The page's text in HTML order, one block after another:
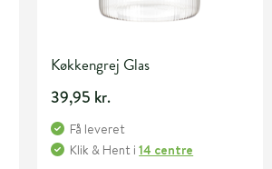
Køkkengrej Glas
39,95 kr.
Få leveret
Klik & Hent i14 centre